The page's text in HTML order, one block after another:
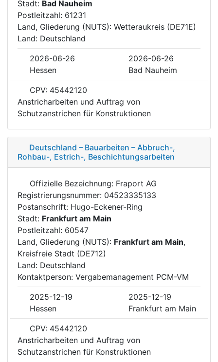
Stadt: Bad Nauheim
Postleitzahl: 61231
Land, Gliederung (NUTS): Wetteraukreis (DE71E)
Land: Deutschland
2026-06-26
2026-06-26
Hessen
Bad Nauheim
CPV: 45442120
Anstricharbeiten und Auftrag von
Schutzanstrichen für Konstruktionen
Deutschland – Bauarbeiten – Abbruch-,
Rohbau-, Estrich-, Beschichtungsarbeiten
Offizielle Bezeichnung: Fraport AG
Registrierungsnummer: 04523335133
Postanschrift: Hugo-Eckener-Ring
Stadt: Frankfurt am Main
Postleitzahl: 60547
Land, Gliederung (NUTS): Frankfurt am Main,
Kreisfreie Stadt (DE712)
Land: Deutschland
Kontaktperson: Vergabemanagement PCM-VM
2025-12-19
2025-12-19
Hessen
Frankfurt am Main
CPV: 45442120
Anstricharbeiten und Auftrag von
Schutzanstrichen für Konstruktionen